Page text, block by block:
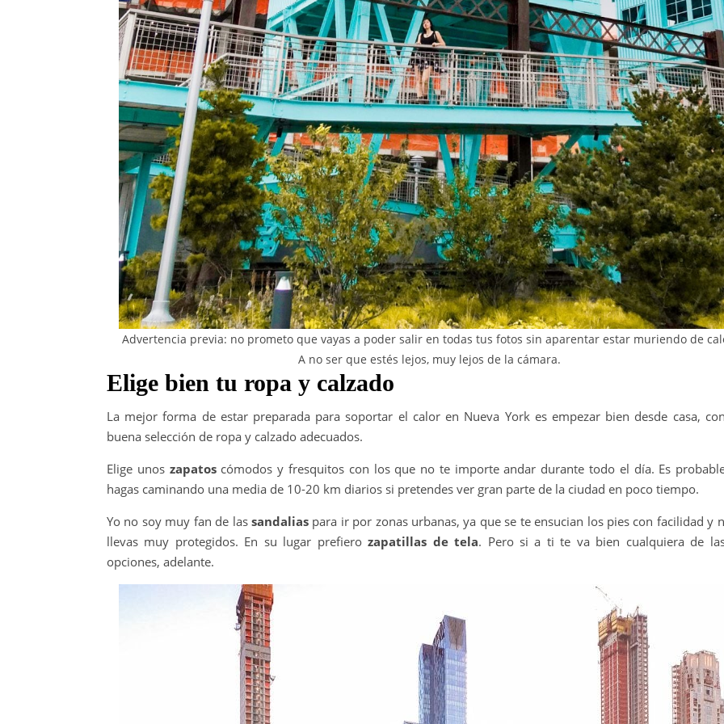
Advertencia previa: no prometo que vayas a poder salir en todas tus fotos sin aparentar estar muriendo de
A no ser que estés lejos, muy lejos de la cámara.
Elige bien tu ropa y calzado
La mejor forma de estar preparada para soportar el calor en Nueva York es empezar bien desde casa,
buena selección de ropa y calzado adecuados.
Elige unos zapatoscómodos y fresquitos con los que no te importe andar durante todo el día. Es
hagas caminando una media de 10-20 km diarios si pretendes ver gran parte de la ciudad en poco tiempo.
Yo no soy muy fan de las sandaliaspara ir por zonas urbanas, ya que se te ensucian los pies con facilidad y
llevas muy protegidos. En su lugar prefierozapatillas de tela. Pero si a ti te va bien cualquiera de
opciones, adelante.